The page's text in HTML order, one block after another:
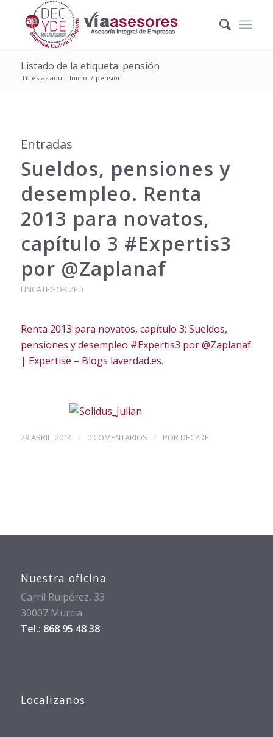
Listado de la etiqueta: pensión
Tú estás aquí: Inicio / pensión
Entradas
Sueldos, pensiones y
desempleo. Renta
2013 para novatos,
capítulo 3 #Expertis3
por @Zaplanaf
UNCATEGORIZED
Renta 2013 para novatos, capítulo 3: Sueldos,
pensiones y desempleo #Expertis3 por @Zaplanaf
| Expertise – Blogs laverdad.es.
29 ABRIL, 2014 / 0 COMENTARIOS / POR DECYDE
Nuestra oficina
Carril Ruipérez, 33
30007 Murcia
Tel.: 868 95 48 38
Localizanos